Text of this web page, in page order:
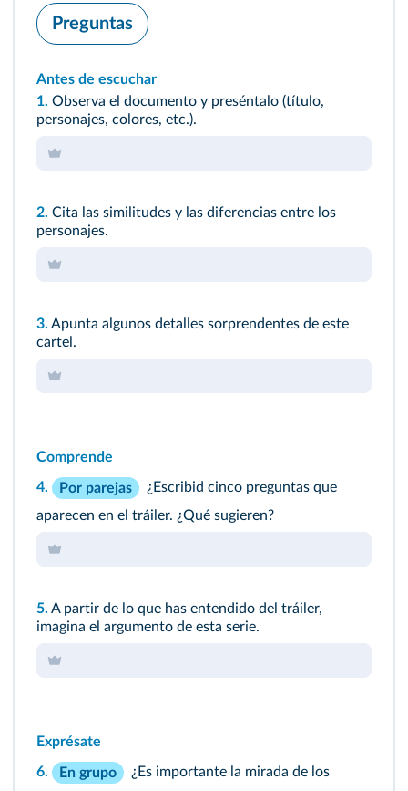
Preguntas
Antes de escuchar
1. Observa el documento y preséntalo (título,
personajes, colores, etc.).
2. Cita las similitudes y las diferencias entre los
personajes.
3. Apunta algunos detalles sorprendentes de este
cartel.
Comprende
4. Por parejas
¿Escribid cinco preguntas que
aparecen en el tráiler. ¿Qué sugieren?
5. A partir de lo que has entendido del tráiler,
imagina el argumento de esta serie.
Exprésate
6. En grupo
¿Es importante la mirada de los